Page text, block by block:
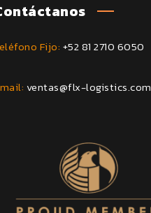
Fijo: +52 81 2710 6050
ventas@flx-logistics.com